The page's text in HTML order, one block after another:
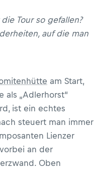
Tour so gefallen?
auf die man
am Start,
als „Adlerhorst“
ist ein echtes
steuert man immer
Lienzer
an der
Oben